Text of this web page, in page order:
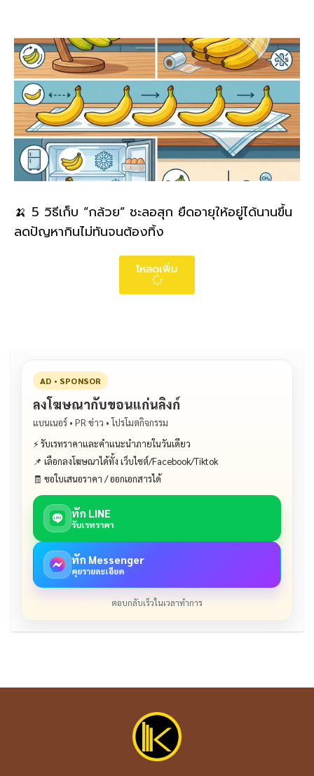
🍌 5 วิธีเก็บ “กล้วย” ชะลอสุก ยืดอายุให้อยู่ได้นานขึ้น
ลดปัญหากินไม่ทันจนต้องทิ้ง
โหลดเพิ่ม
AD • SPONSOR
ลงโฆษณากับขอนแก่นลิงก์
แบนเนอร์ • PR ข่าว • โปรโมตกิจกรรม
⚡ รับเรทราคาและคำแนะนำภายในวันเดียว
📌 เลือกลงโฆษณาได้ทั้ง เว็บไซต์/Facebook/Tiktok
🧾 ขอใบเสนอราคา / ออกเอกสารได้
ทัก LINE
รับเรทราคา
ทัก Messenger
คุยรายละเอียด
ตอบกลับเร็วในเวลาทำการ